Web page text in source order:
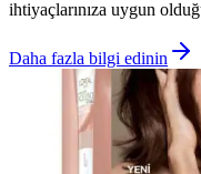
ihtiyaçlarınıza uygun
Daha fazla bilgi edinin